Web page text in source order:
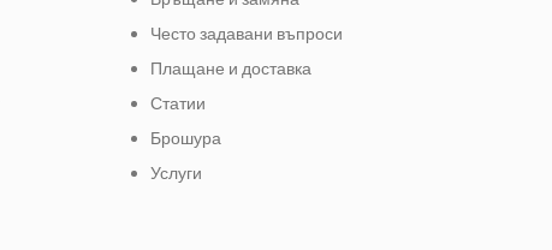
Често задавани въпроси
Плащане и доставка
Статии
Брошура
Услуги